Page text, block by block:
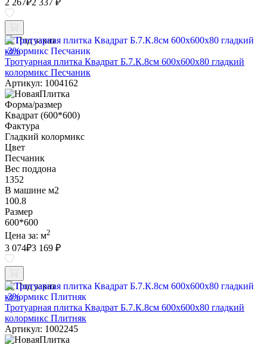
Под заказ
-3%
Тротуарная плитка Квадрат Б.7.К.8см 600х600х80 гладкий
колормикс Песчаник
Артикул: 1004162
Форма/размер
Квадрат (600*600)
Фактура
Гладкий колормикс
Цвет
Песчаник
Вес поддона
1352
В машине м2
100.8
Размер
600*600
Цена за: м2
3 074₽3 169 ₽
Под заказ
-3%
Тротуарная плитка Квадрат Б.7.К.8см 600х600х80 гладкий
колормикс Плитняк
Артикул: 1002245